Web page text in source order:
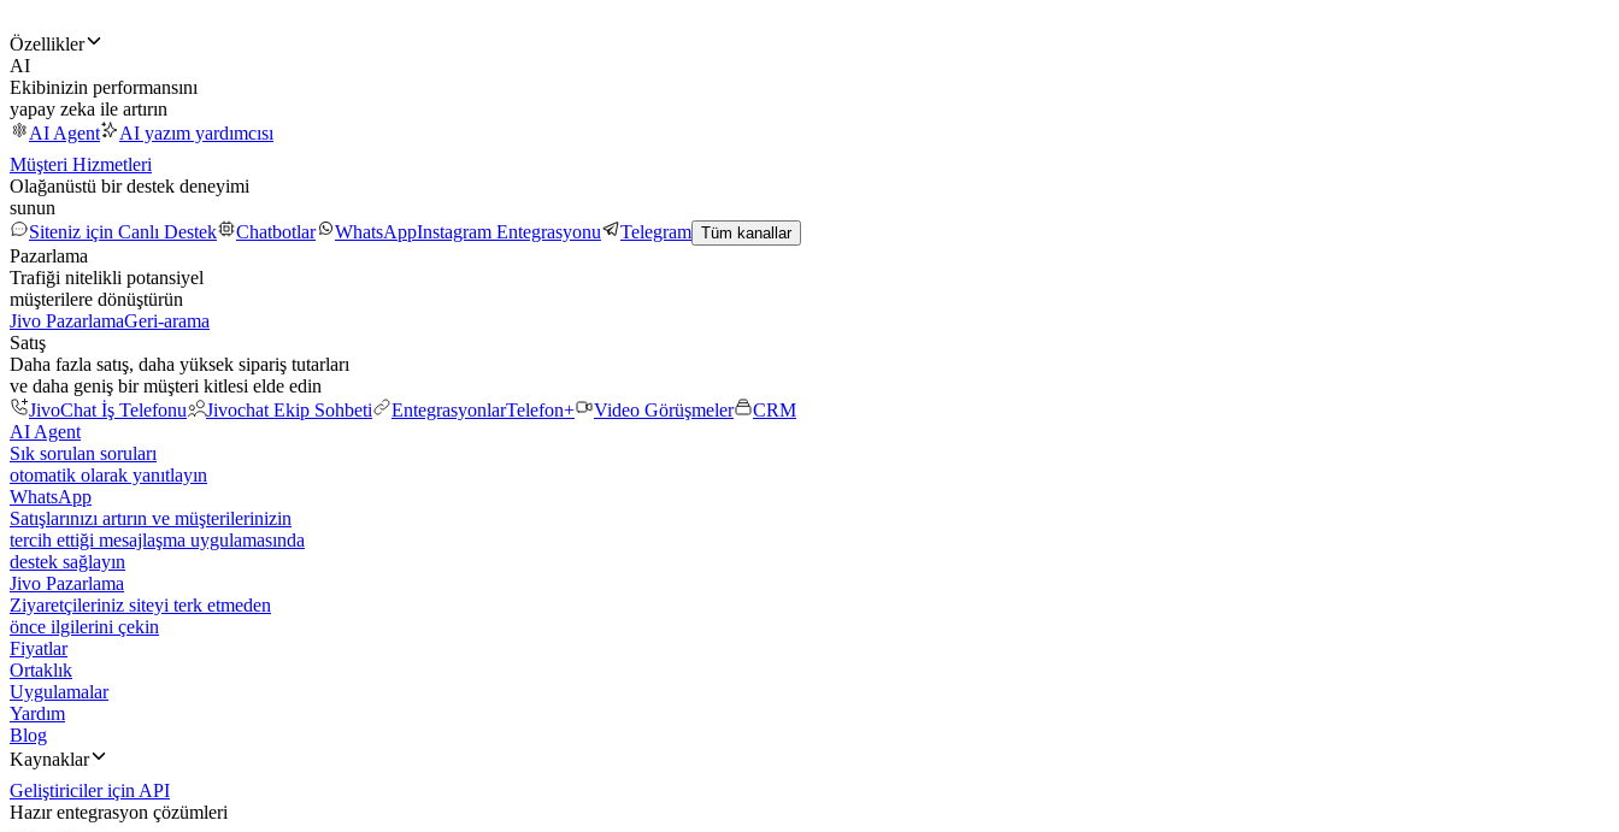
Özellikler
AI
Ekibinizin performansını
yapay zeka ile artırın
AI Agent
AI yazım yardımcısı
Müşteri Hizmetleri
Olağanüstü bir destek deneyimi
sunun
Siteniz için Canlı Destek
Chatbotlar WhatsAppInstagram Entegrasyonu Telegram Tüm kanallar
Pazarlama
Trafiği nitelikli potansiyel
müşterilere dönüştürün
Jivo PazarlamaGeri-arama
Satış
Daha fazla satış, daha yüksek sipariş tutarları
ve daha geniş bir müşteri kitlesi elde edin
JivoChat İş Telefonu
Jivochat Ekip Sohbeti EntegrasyonlarTelefon+ Video Görüşmeler
CRM
AI Agent
Sık sorulan soruları
otomatik olarak yanıtlayın
WhatsApp
Satışlarınızı artırın ve müşterilerinizin
tercih ettiği mesajlaşma uygulamasında
destek sağlayın
Jivo Pazarlama
Ziyaretçileriniz siteyi terk etmeden
önce ilgilerini çekin
Fiyatlar
Ortaklık
Uygulamalar
Yardım
Blog
Kaynaklar
Geliştiriciler için API
Hazır entegrasyon çözümleri